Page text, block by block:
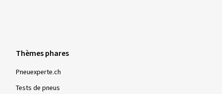
Thèmes phares
Pneuexperte.ch
Tests de pneus